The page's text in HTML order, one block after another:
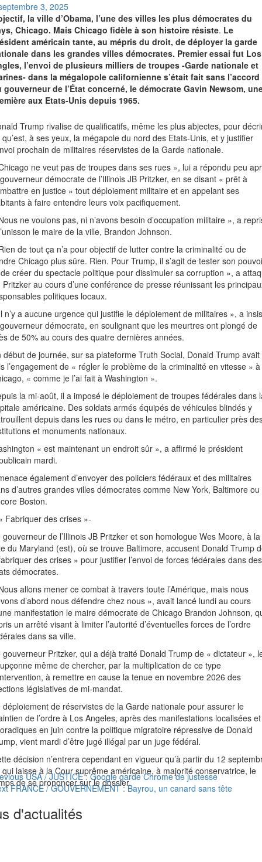
3, 2025
la ville d’Obama, l’une des villes les plus démocrates du
Chicago. Mais Chicago fidèle à son histoire résiste. Le
américain tante, au mépris du droit, de déployer la garde
dans les grandes villes démocrates. Premier essai fut Los
l’envoi de plusieurs milliers de troupes -Garde nationale et
dans la mégalopole californienne s’était fait sans l’accord
gouverneur de l’État concerné, le démocrate Gavin Newsom,
aux Etats-Unis depuis 1965.
Trump rivalise de qualificatifs, même les plus abjectes, pour
qu’est, à ses yeux, la mégapole du nord des Etats-Unis, et y justifier
prochain de militaires réservistes de la Garde nationale.
ne veut pas de troupes dans ses rues », lui a répondu peu
démocrate de l’Illinois JB Pritzker, en se disant « prêt à
en justice » tout déploiement militaire et en appelant ses
à faire entendre leurs voix pacifiquement.
ne voulons pas, ni n’avons besoin d’occupation militaire », a
le maire de la ville, Brandon Johnson.
de tout ça n’a pour objectif de lutter contre la criminalité ou de
Chicago plus sûre. Rien. Pour Trump, il s’agit de tester son
créer du spectacle politique pour dissimuler sa corruption », a
Pritzker au cours d’une conférence de presse réunissant les
politiques locaux.
n’y a aucune urgence qui justifie le déploiement de militaires », a
démocrate, en soulignant que les meurtres ont plongé de
de 50% au cours des quatre dernières années.
début de journée, sur sa plateforme Truth Social, Donald Trump avait
l’engagement de « régler le problème de la criminalité en vitesse » à
« comme je l’ai fait à Washington ».
la mi-août, il a imposé le déploiement de troupes fédérales dans
américaine. Des soldats armés équipés de véhicules blindés y
depuis dans les rues ou dans le métro, en particulier près
et monuments nationaux.
« est maintenant un endroit sûr », a affirmé le président
mardi.
également d’envoyer des policiers fédéraux et des militaires
d’autres grandes villes démocrates comme New York, Baltimore ou
Boston.
Fabriquer des crises »-
gouverneur de l’Illinois JB Pritzker et son homologue Wes Moore, à la
du Maryland (est), où se trouve Baltimore, accusent Donald Trump
des crises » pour justifier l’envoi de forces fédérales dans des
démocrates.
allons mener ce combat à travers toute l’Amérique, mais nous
d’abord nous défendre chez nous », avait lancé lundi au cours
manifestation le maire démocrate de Chicago Brandon Johnson,
un arrêté visant à limiter l’autorité d’éventuelles forces de l’ordre
dans sa ville.
gouverneur Pritzker, qui a déjà traité Donald Trump de « dictateur »,
même de chercher, par la multiplication de ce type
à remettre en cause la tenue en novembre 2026 des
législatives de mi-mandat.
déploiement de réservistes de la Garde nationale pour assurer le
de l’ordre à Los Angeles, après des manifestations localisées et
en juin contre la politique migratoire répressive de Donald
vient mardi d’être jugé illégal par un juge fédéral.
décision n’entrera cependant en vigueur qu’à partir du 12
qui laisse à la Cour suprême américaine, à majorité conservatrice, le
de se prononcer sur le dossier.
USA / JUSTICE : Google garde Chrome de justesse
FRANCE / GOUVERNEMENT : Bayrou, un canard sans tête
d'actualités